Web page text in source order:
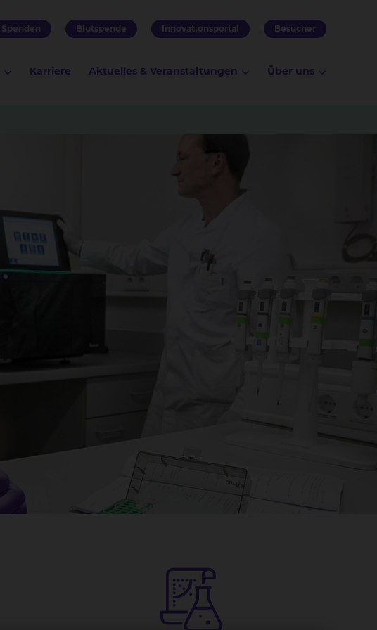
Spenden Blutspende Innovationsportal Besucher
Karriere Aktuelles & Veranstaltungen Über uns